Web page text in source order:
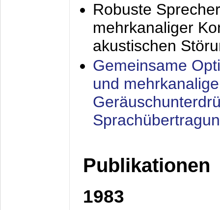
Robuste
mehrkanaliger
akustischen
Gemeinsame
und
Publikationen
1983